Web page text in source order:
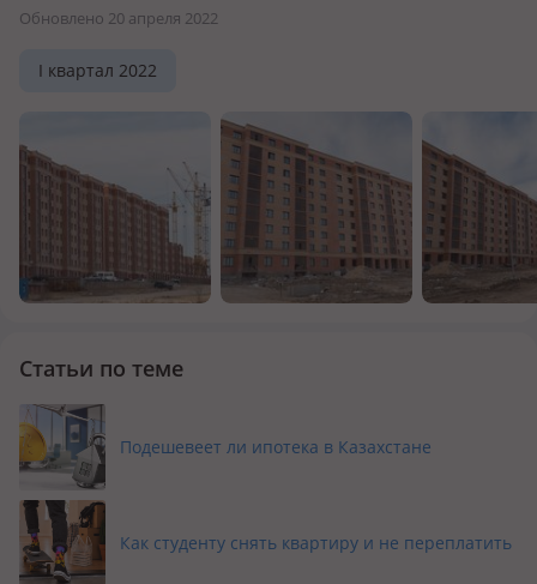
Обновлено 20 апреля 2022
I квартал 2022
Статьи по теме
Подешевеет ли ипотека в Казахстане
Как студенту снять квартиру и не переплатить